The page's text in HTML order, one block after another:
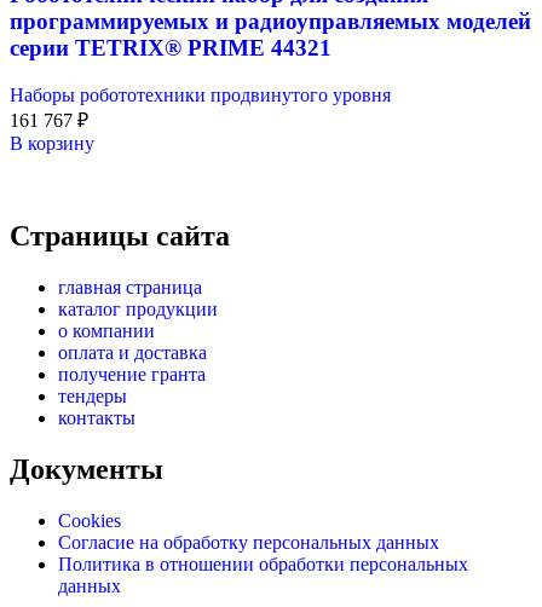
программируемых и радиоуправляемых моделей
серии TETRIX® PRIME 44321
Наборы робототехники продвинутого уровня
161 767 ₽
В корзину
Страницы сайта
главная страница
каталог продукции
о компании
оплата и доставка
получение гранта
тендеры
контакты
Документы
Cookies
Согласие на обработку персональных данных
Политика в отношении обработки персональных
данных